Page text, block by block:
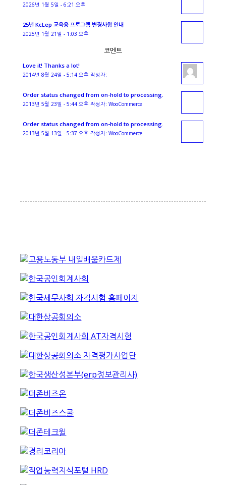
2026년 1월 5일 - 6:21 오후
25년 KcLep 교육용 프로그램 변경사항 안내
2025년 1월 21일 - 1:03 오후
코멘트
Love it! Thanks a lot!
2014년 8월 24일 - 5:14 오후 작성자:
Order status changed from on-hold to processing.
2013년 5월 23일 - 5:44 오후 작성자: WooCommerce
Order status changed from on-hold to processing.
2013년 5월 13일 - 5:37 오후 작성자: WooCommerce